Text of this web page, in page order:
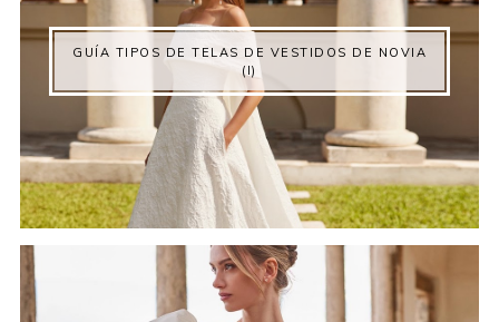
GUÍA TIPOS DE TELAS DE VESTIDOS DE NOVIA
(I)